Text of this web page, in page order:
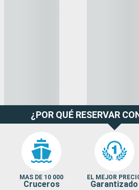
¿POR QUÉ RESERVAR
MAS DE 10 000
Cruceros
EL MEJOR
Garantizado